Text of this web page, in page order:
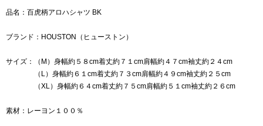
品名：百虎柄アロハシャツ BK
ブランド：HOUSTON（ヒューストン）
サイズ：（M）身幅約５８cm着丈約７１cm肩幅約４７cm袖丈約２４cm
（L）身幅約６１cm着丈約７３cm肩幅約４９cm袖丈約２５cm
（XL）身幅約６４cm着丈約７５cm肩幅約５１cm袖丈約２６cm
素材：レーヨン１００％